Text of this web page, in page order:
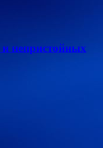
непристойных